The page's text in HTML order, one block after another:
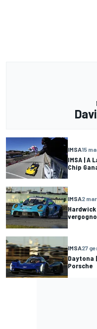
IMSA15
IMSA | A
Chip
IMSA2
IMSA27
Daytona
Porsche